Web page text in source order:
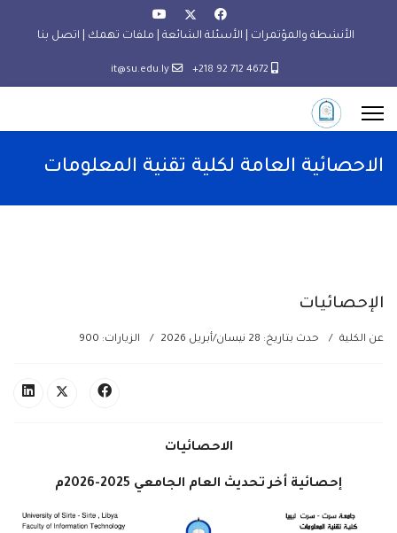
الأنشطة والمؤتمرات | الأسئلة الشائعة | ملفات تهمك | اتصل بنا
4672 712 92 218+
it@su.edu.ly
الاحصائية العامة لكلية تقنية المعلومات
الإحصائيات
عن الكلية حدث بتاريخ: 28 نيسان/أبريل 2026 الزيارات: 900
الاحصائيات
إحصائية أخر تحديث العام الجامعي 2025-2026م